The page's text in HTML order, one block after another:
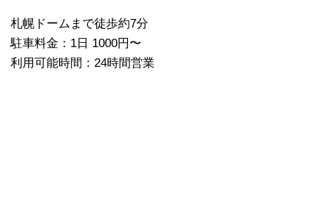
札幌ドームまで徒歩約7分
駐車料金：1日 1000円〜
利用可能時間：24時間営業